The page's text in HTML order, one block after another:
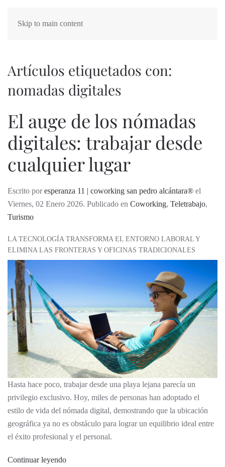
Skip to main content
Artículos etiquetados con:
nomadas digitales
El auge de los nómadas
digitales: trabajar desde
cualquier lugar
Escrito poresperanza 11 | coworking san pedro alcántara® el
Viernes, 02 Enero 2026. Publicado en Coworking, Teletrabajo,
Turismo
LA TECNOLOGÍA TRANSFORMA EL ENTORNO LABORAL Y
ELIMINA LAS FRONTERAS Y OFICINAS TRADICIONALES
Hasta hace poco, trabajar desde una playa lejana parecía un
privilegio exclusivo. Hoy, miles de personas han adoptado el
estilo de vida del nómada digital, demostrando que la ubicación
geográfica ya no es obstáculo para lograr un equilibrio ideal entre
el éxito profesional y el personal.
Continuar leyendo